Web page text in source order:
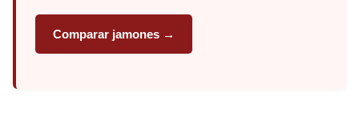
Comparar jamones →